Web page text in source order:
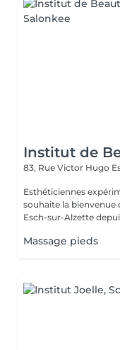
Institut de
83, Rue Victor Hugo
Esthéticiennes
souhaite la bienvenue
Esch-sur-Alzette
Massage pieds